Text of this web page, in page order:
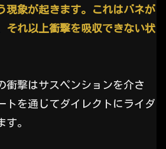
現象が起きます。これはバネが
それ以上衝撃を吸収できない状
衝撃はサスペンションを介さ
トを通じてダイレクトにライダ
す。